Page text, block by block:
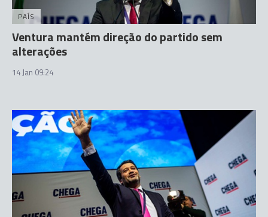
PAÍS
Ventura mantém direção do partido sem
alterações
14 Jan 09:24